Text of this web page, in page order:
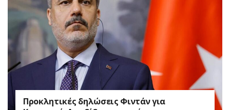
Προκλητικές δηλώσεις Φιντάν για